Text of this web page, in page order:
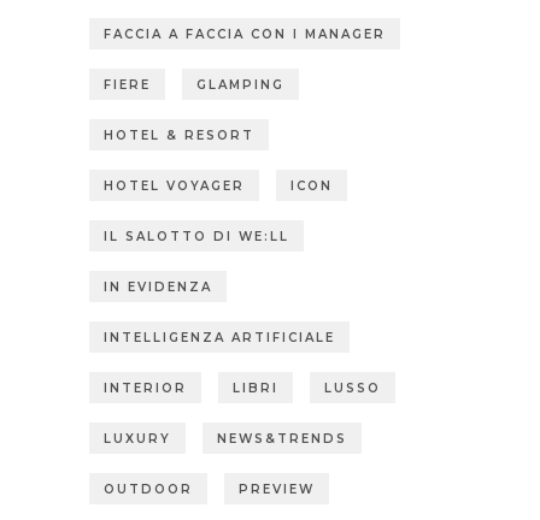
FACCIA A FACCIA CON I MANAGER
FIERE GLAMPING
HOTEL & RESORT
HOTEL VOYAGER ICON
IL SALOTTO DI WE:LL
IN EVIDENZA
INTELLIGENZA ARTIFICIALE
INTERIOR LIBRI LUSSO
LUXURY NEWS&TRENDS
OUTDOOR PREVIEW